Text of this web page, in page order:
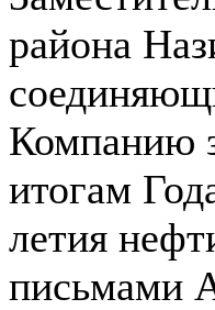
района
Компанию
итогам
летия
письмами